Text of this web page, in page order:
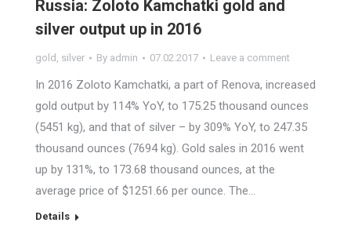
Russia: Zoloto Kamchatki gold and
silver output up in 2016
gold , silver By admin 07.02.2017 Leave a comment
In 2016 Zoloto Kamchatki, a part of Renova, increased
gold output by 114% YoY, to 175.25 thousand ounces
(5451 kg), and that of silver – by 309% YoY, to 247.35
thousand ounces (7694 kg). Gold sales in 2016 went
up by 131%, to 173.68 thousand ounces, at the
average price of $1251.66 per ounce. The…
Details